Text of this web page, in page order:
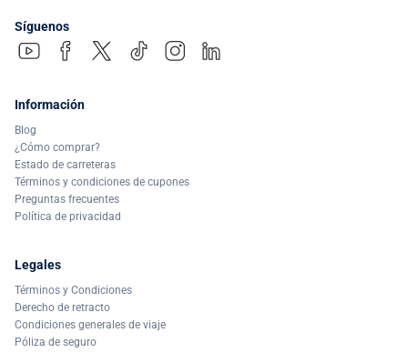
Síguenos
Información
Blog
¿Cómo comprar?
Estado de carreteras
Términos y condiciones de cupones
Preguntas frecuentes
Política de privacidad
Legales
Términos y Condiciones
Derecho de retracto
Condiciones generales de viaje
Póliza de seguro